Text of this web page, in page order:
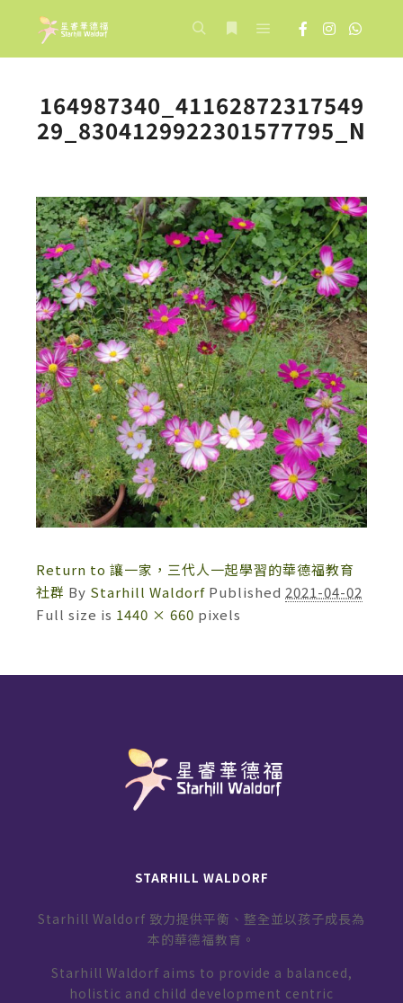
164987340_41162872317549
29_8304129922301577795_N
Return to 讓一家，三代人一起學習的華德福教育
社群 By Starhill Waldorf Published 2021-04-02
Full size is 1440 × 660 pixels
STARHILL WALDORF
Starhill Waldorf 致力提供平衡、整全並以孩子成長為
本的華德福教育。
Starhill Waldorf aims to provide a balanced,
holistic and child development centric